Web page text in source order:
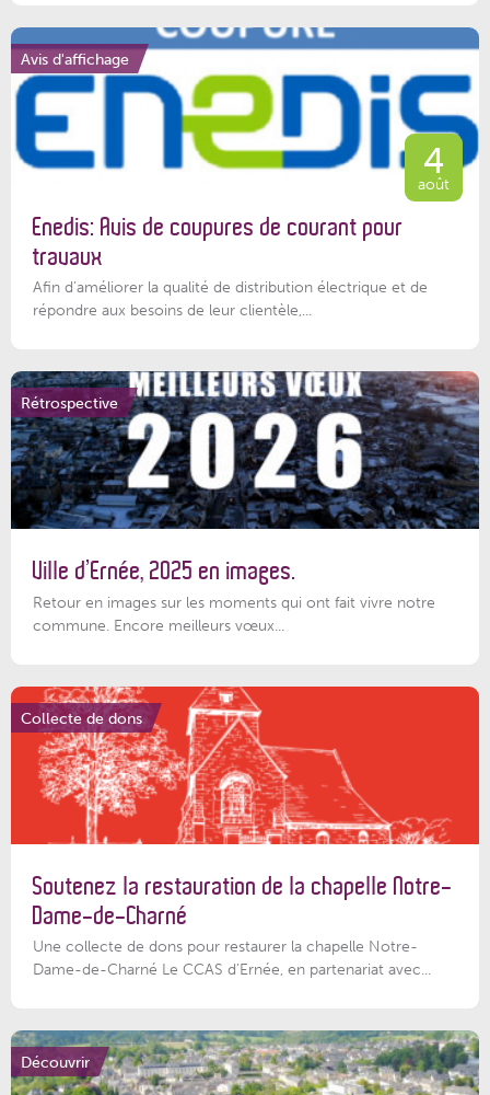
Avis d'affichage
4
août
Enedis: Avis de coupures de courant pour
travaux
Afin d’améliorer la qualité de distribution électrique et de
répondre aux besoins de leur clientèle,...
Rétrospective
Ville d’Ernée, 2025 en images.
Retour en images sur les moments qui ont fait vivre notre
commune. Encore meilleurs vœux...
Collecte de dons
Soutenez la restauration de la chapelle Notre-
Dame-de-Charné
Une collecte de dons pour restaurer la chapelle Notre-
Dame-de-Charné Le CCAS d’Ernée, en partenariat avec...
Découvrir